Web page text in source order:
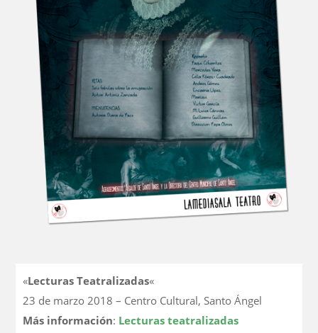
«Lecturas Teatralizadas«
23 de marzo 2018 – Centro Cultural, Santo Ángel
Más información: Lecturas teatralizadas